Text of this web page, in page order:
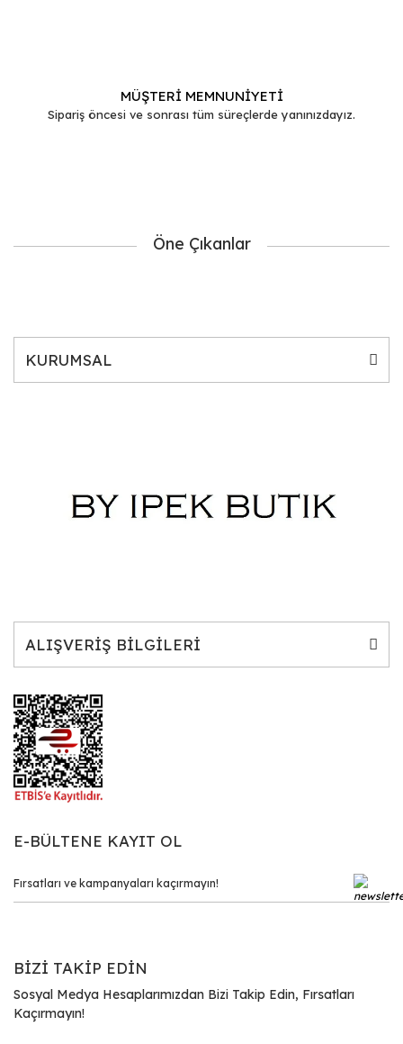
MÜŞTERİ MEMNUNİYETİ
Sipariş öncesi ve sonrası tüm süreçlerde yanınızdayız.
Öne Çıkanlar
KURUMSAL
ALIŞVERİŞ BİLGİLERİ
E-BÜLTENE KAYIT OL
BİZİ TAKİP EDİN
Sosyal Medya Hesaplarımızdan Bizi Takip Edin, Fırsatları
Kaçırmayın!